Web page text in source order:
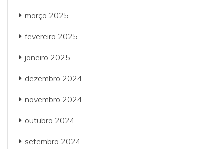
março 2025
fevereiro 2025
janeiro 2025
dezembro 2024
novembro 2024
outubro 2024
setembro 2024